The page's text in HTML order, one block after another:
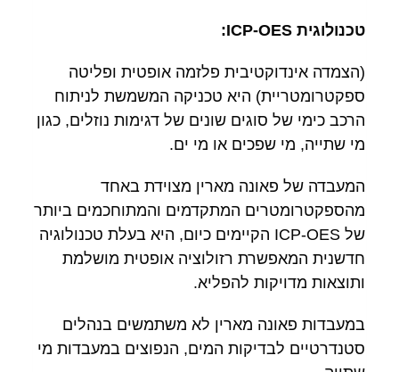
טכנולוגית ICP-OES
:
(הצמדה אינדוקטיבית פלזמה אופטית ופליטה
ספקטרומטריית) היא טכניקה המשמשת לניתוח
הרכב כימי של סוגים שונים של דגימות נוזלים, כגון
מי שתייה, מי שפכים או מי ים.
המעבדה של פאונה מארין מצוידת באחד
מהספקטרומטרים המתקדמים והמתוחכמים ביותר
של ICP-OES הקיימים כיום, היא בעלת טכנולוגיה
חדשנית המאפשרת רזולוציה אופטית מושלמת
ותוצאות מדויקות להפליא.
במעבדות פאונה מארין לא משתמשים בנהלים
סטנדרטיים לבדיקות המים, הנפוצים במעבדות מי